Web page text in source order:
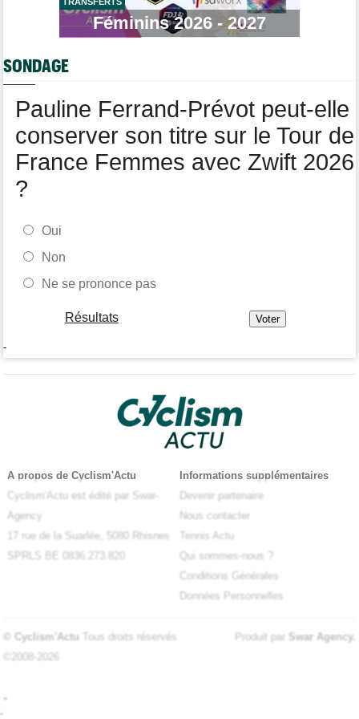
Féminins 2026 - 2027
SONDAGE
Pauline Ferrand-Prévot peut-elle
conserver son titre sur le Tour de
France Femmes avec Zwift 2026
?
Oui
Non
Ne se prononce pas
Résultats
-
A propos de Cyclism'Actu
Cyclism'Actu est édité par Swar-
Agency
17 rue de la Suarlée, 5080 Rhisnes
SPRLS BE 0836.273.820
Informations supplémentaires
Devenir partenaire
Nous contacter
Tennis Actu
Qui sommes-nous ?
Conditions Générales
Données Personnelles
© Cyclism'Actu Tous droits réservés
©2008-2026
Produit par Swar Agency.
-
-